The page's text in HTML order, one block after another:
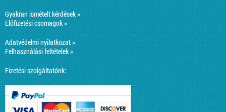
Gyakran ismételt kérdések »
Előfizetési csomagok »
Adatvédelmi nyilatkozat »
Felhasználási feltételek »
Fizetési szolgáltatónk: